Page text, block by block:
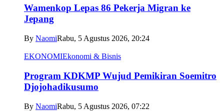
Wamenkop Lepas 86 Pekerja Migran ke
Jepang
By NaomiRabu, 5 Agustus 2026, 20:24
EKONOMIEkonomi & Bisnis
Program KDKMP Wujud Pemikiran Soemitro
Djojohadikusumo
By NaomiRabu, 5 Agustus 2026, 07:22